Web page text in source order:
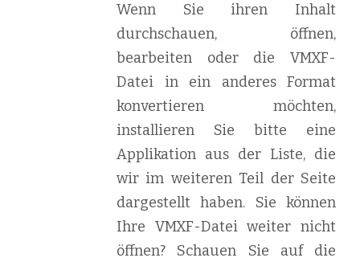
Wenn Sie ihren Inhalt
durchschauen, öffnen,
bearbeiten oder die VMXF-
Datei in ein anderes Format
konvertieren möchten,
installieren Sie bitte eine
Applikation aus der Liste, die
wir im weiteren Teil der Seite
dargestellt haben. Sie können
Ihre VMXF-Datei weiter nicht
öffnen? Schauen Sie auf die